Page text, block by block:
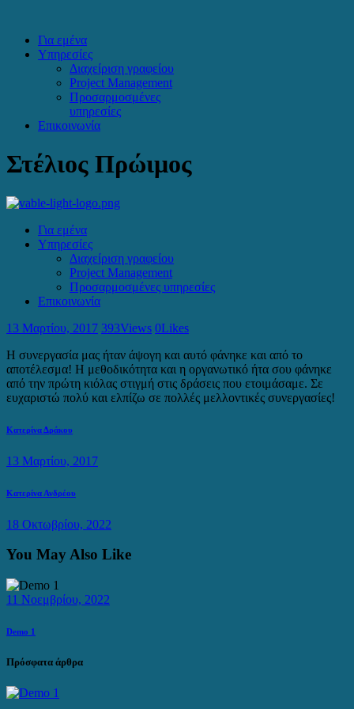
Για εμένα
Υπηρεσίες
Διαχείριση γραφείου
Project Management
Προσαρμοσμένες
υπηρεσίες
Επικοινωνία
Στέλιος Πρώιμος
Για εμένα
Υπηρεσίες
Διαχείριση γραφείου
Project Management
Προσαρμοσμένες υπηρεσίες
Επικοινωνία
13 Μαρτίου, 2017 393Views 0Likes
Η συνεργασία μας ήταν άψογη και αυτό φάνηκε και από το
αποτέλεσμα! Η μεθοδικότητα και η οργανωτικό ήτα σου φάνηκε
από την πρώτη κιόλας στιγμή στις δράσεις που ετοιμάσαμε. Σε
ευχαριστώ πολύ και ελπίζω σε πολλές μελλοντικές συνεργασίες!
Πλοήγηση
άρθρων
Previous
Κατερίνα Δράκου
13 Μαρτίου, 2017
Next
Κατερίνα Ανδρέου
18 Οκτωβρίου, 2022
You May Also Like
11 Νοεμβρίου, 2022
Demo 1
Πρόσφατα άρθρα